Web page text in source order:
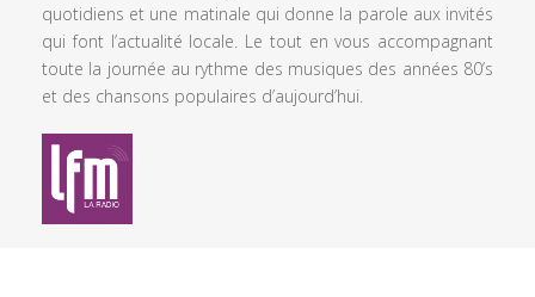
quotidiens et une matinale qui donne la parole aux invités
qui font l’actualité locale. Le tout en vous accompagnant
toute la journée au rythme des musiques des années 80’s
et des chansons populaires d’aujourd’hui.